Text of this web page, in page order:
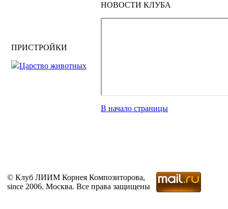
ПРИСТРОЙКИ
Царство животных
НОВОСТИ КЛУБА
В начало страницы
© Клуб ЛИИМ Корнея Композиторова,
since 2006. Москва. Все права защищены